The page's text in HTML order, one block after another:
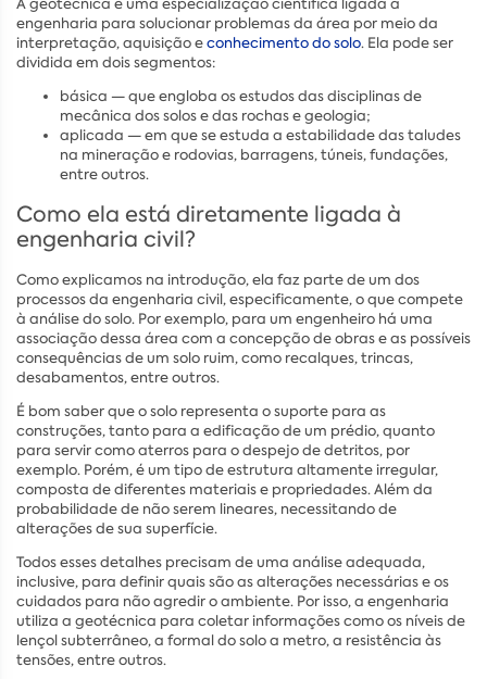
A geotécnica é uma especialização científica ligada à
engenharia para solucionar problemas da área por meio da
interpretação, aquisição econhecimento do solo. Ela pode ser
dividida em dois segmentos:
básica — que engloba os estudos das disciplinas de
mecânica dos solos e das rochas e geologia;
aplicada — em que se estuda a estabilidade das taludes
na mineração e rodovias, barragens, túneis, fundações,
entre outros.
Como ela está diretamente ligada à
engenharia civil?
Como explicamos na introdução, ela faz parte de um dos
processos da engenharia civil, especificamente, o que compete
à análise do solo. Por exemplo, para um engenheiro há uma
associação dessa área com a concepção de obras e as possíveis
consequências de um solo ruim, como recalques, trincas,
desabamentos, entre outros.
É bom saber que o solo representa o suporte para as
construções, tanto para a edificação de um prédio, quanto
para servir como aterros para o despejo de detritos, por
exemplo. Porém, é um tipo de estrutura altamente irregular,
composta de diferentes materiais e propriedades. Além da
probabilidade de não serem lineares, necessitando de
alterações de sua superfície.
Todos esses detalhes precisam de uma análise adequada,
inclusive, para definir quais são as alterações necessárias e os
cuidados para não agredir o ambiente. Por isso, a engenharia
utiliza a geotécnica para coletar informações como os níveis de
lençol subterrâneo, a formal do solo a metro, a resistência às
tensões, entre outros.